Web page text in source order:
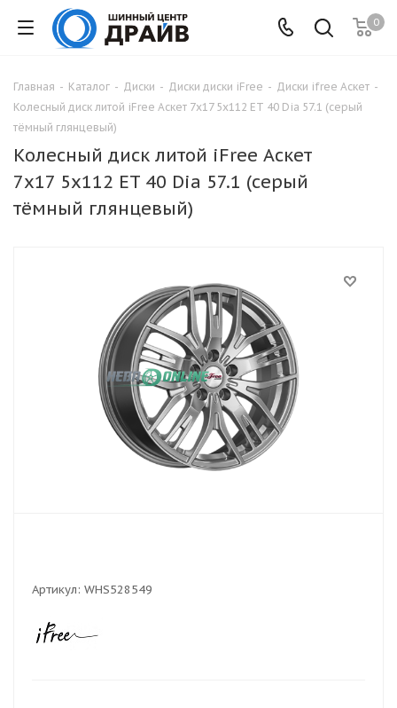
0
Главная - Каталог - Диски - Диски диски iFree - Диски ifree Аскет -
Колесный диск литой iFree Аскет 7x17 5x112 ET 40 Dia 57.1 (серый
тёмный глянцевый)
Колесный диск литой iFree Аскет
7x17 5x112 ET 40 Dia 57.1 (серый
тёмный глянцевый)
Артикул: WHS528549